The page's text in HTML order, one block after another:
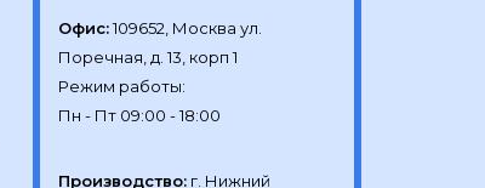
Офис: 109652, Москва ул.
Поречная, д. 13, корп 1
Режим работы:
Производство: г. Нижний